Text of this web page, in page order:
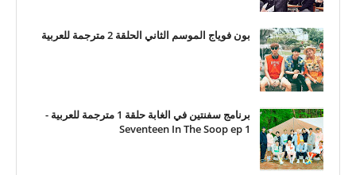
بون فوياج الموسم الثاني الحلقة 2 مترجمة للعربية
برنامج سفنتين في الغابة حلقة 1 مترجمة للعربية -
Seventeen In The Soop ep 1